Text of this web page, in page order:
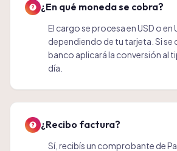
¿En qué moneda se cobra?
El cargo se procesa en USD o en
dependiendo de tu tarjeta. Si se
banco aplicará la conversión al
día.
¿Recibo factura?
Sí, recibís un comprobante de